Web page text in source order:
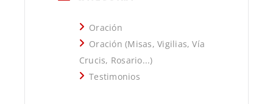
Oración
Oración (Misas, Vigilias, Vía
Crucis, Rosario...)
Testimonios